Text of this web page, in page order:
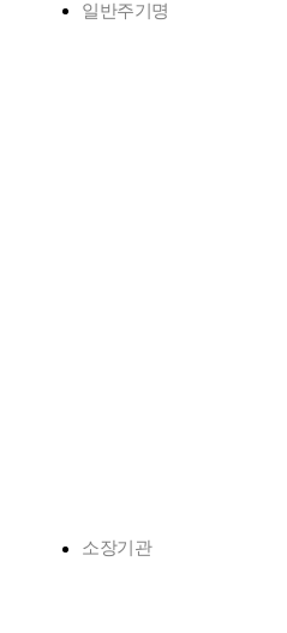
일반주기명
소장기관